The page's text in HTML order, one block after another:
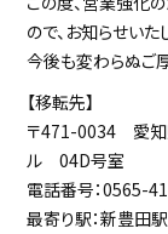
ので、お知らせいた
今後も変わらぬご
【移転先】
〒471-0034 愛知
ル 04D号室
電話番号：0565-
最寄り駅：新豊田